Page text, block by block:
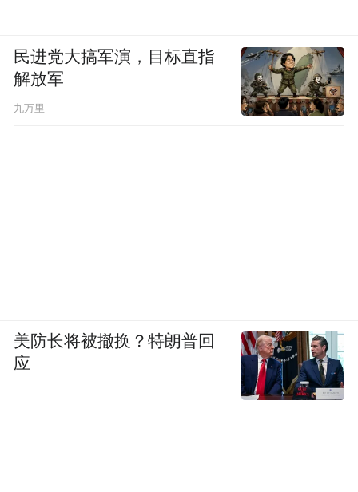
民进党大搞军演，目标直指
解放军
九万里
美防长将被撤换？特朗普回
应